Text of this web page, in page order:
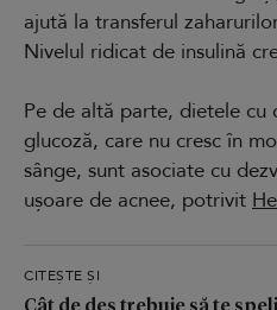
ajută la transferul
Nivelul ridicat de insulină
Pe de altă parte, dietele cu
glucoză, care nu cresc în
sânge, sunt asociate cu
ușoare de acnee, potrivit
CITEȘTE ȘI
Cât de des trebuie să te